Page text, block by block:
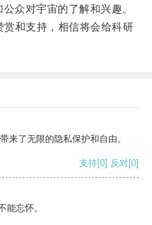
众对宇宙的了解和兴趣。
和支持，相信将会给科研
来了无限的隐私保护和自由。
支持[0] 反对[0]
能忘怀。